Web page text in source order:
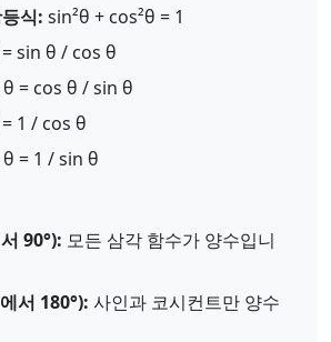
식: sin²θ + cos²θ = 1
sin θ / cos θ
= cos θ / sin θ
1 / cos θ
θ = 1 / sin θ
90°): 모든 삼각 함수가 양수입니
서 180°): 사인과 코시컨트만 양수